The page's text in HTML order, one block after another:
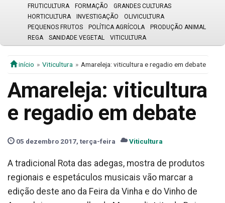
FRUTICULTURA
FORMAÇÃO
GRANDES CULTURAS
HORTICULTURA
INVESTIGAÇÃO
OLIVICULTURA
PEQUENOS FRUTOS
POLÍTICA AGRÍCOLA
PRODUÇÃO ANIMAL
REGA
SANIDADE VEGETAL VITICULTURA
início Viticultura Amareleja: viticultura e regadio em debate
Amareleja: viticultura
e regadio em debate
05 dezembro 2017, terça-feira Viticultura
A tradicional Rota das adegas, mostra de produtos
regionais e espetáculos musicais vão marcar a
edição deste ano da Feira da Vinha e do Vinho de